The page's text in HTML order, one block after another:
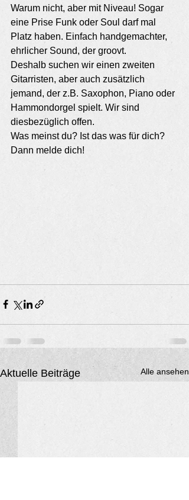
Warum nicht, aber mit Niveau! Sogar
eine Prise Funk oder Soul darf mal
Platz haben. Einfach handgemachter,
ehrlicher Sound, der groovt.
Deshalb suchen wir einen zweiten
Gitarristen, aber auch zusätzlich
jemand, der z.B. Saxophon, Piano oder
Hammondorgel spielt. Wir sind
diesbezüglich offen.
Was meinst du? Ist das was für dich?
Dann melde dich!
Aktuelle Beiträge Alle ansehen